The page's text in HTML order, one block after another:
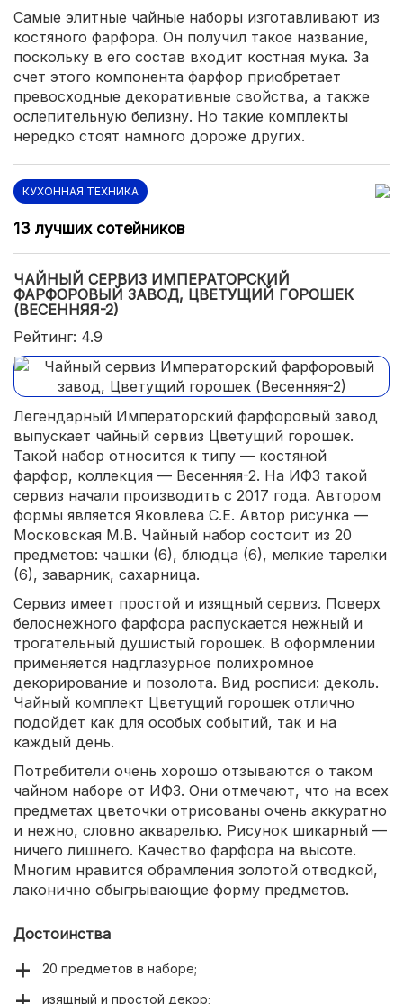
Самые элитные чайные наборы изготавливают из
костяного фарфора. Он получил такое название,
поскольку в его состав входит костная мука. За
счет этого компонента фарфор приобретает
превосходные декоративные свойства, а также
ослепительную белизну. Но такие комплекты
нередко стоят намного дороже других.
КУХОННАЯ ТЕХНИКА
13 лучших сотейников
ЧАЙНЫЙ СЕРВИЗ ИМПЕРАТОРСКИЙ
ФАРФОРОВЫЙ ЗАВОД, ЦВЕТУЩИЙ ГОРОШЕК
(ВЕСЕННЯЯ-2)
Рейтинг: 4.9
Легендарный Императорский фарфоровый завод
выпускает чайный сервиз Цветущий горошек.
Такой набор относится к типу — костяной
фарфор, коллекция — Весенняя-2. На ИФЗ такой
сервиз начали производить с 2017 года. Автором
формы является Яковлева С.Е. Автор рисунка —
Московская М.В. Чайный набор состоит из 20
предметов: чашки (6), блюдца (6), мелкие тарелки
(6), заварник, сахарница.
Сервиз имеет простой и изящный сервиз. Поверх
белоснежного фарфора распускается нежный и
трогательный душистый горошек. В оформлении
применяется надглазурное полихромное
декорирование и позолота. Вид росписи: деколь.
Чайный комплект Цветущий горошек отлично
подойдет как для особых событий, так и на
каждый день.
Потребители очень хорошо отзываются о таком
чайном наборе от ИФЗ. Они отмечают, что на всех
предметах цветочки отрисованы очень аккуратно
и нежно, словно акварелью. Рисунок шикарный —
ничего лишнего. Качество фарфора на высоте.
Многим нравится обрамления золотой отводкой,
лаконично обыгрывающие форму предметов.
Достоинства
20 предметов в наборе;
изящный и простой декор;